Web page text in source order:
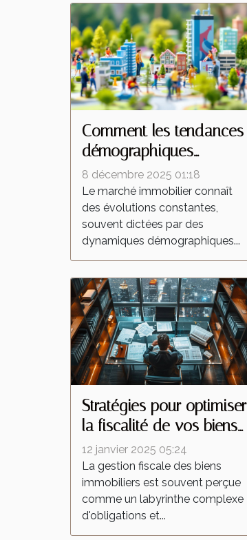
Comment les tendances
démographiques
influencent-elles le
marché immobilier ?
8 décembre 2025 01:18
Le marché immobilier connaît
des évolutions constantes,
souvent dictées par des
dynamiques démographiques...
Stratégies pour optimiser
la fiscalité de vos biens
immobiliers
12 janvier 2025 05:24
La gestion fiscale des biens
immobiliers est souvent perçue
comme un labyrinthe complexe
d'obligations et...